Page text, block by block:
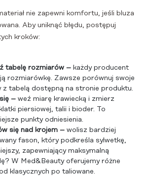
nie zapewni komfortu, jeśli bluza
Aby uniknąć błędu, postępuj
kroków:
tabelę rozmiarów – każdy producent
rozmiarówkę. Zawsze porównuj swoje
z tabelą dostępną na stronie produktu.
– weź miarę krawiecką i zmierz
piersiowej, talii i bioder. To
punkty odniesienia.
się nad krojem – wolisz bardziej
fason, który podkreśla sylwetkę,
zapewniający maksymalną
W Med&Beauty oferujemy różne
klasycznych po taliowane.